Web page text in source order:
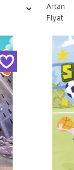
Artan
Fiyat